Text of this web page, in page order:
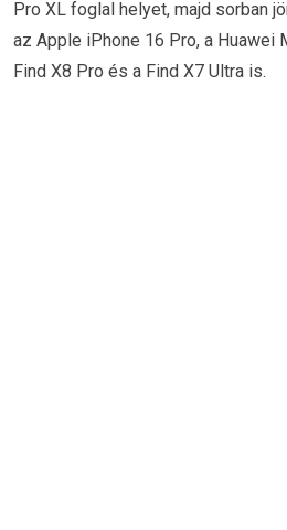
Pro XL foglal helyet, majd sorban
az Apple iPhone 16 Pro, a Huawei
Find X8 Pro és a Find X7 Ultra is.